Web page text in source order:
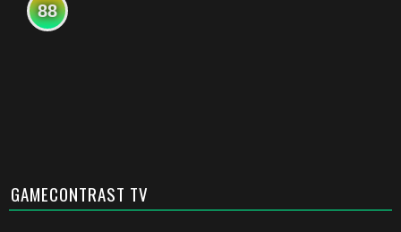
88
GAMECONTRAST TV